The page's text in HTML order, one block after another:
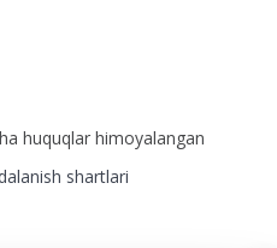
huquqlar himoyalangan
shartlari